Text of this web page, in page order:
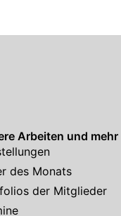
Arbeiten und mehr
des Monats
der Mitglieder